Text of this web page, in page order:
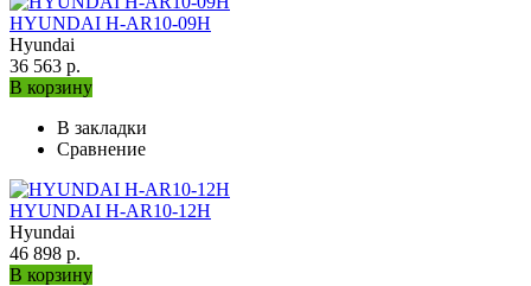
HYUNDAI H-AR10-09H
Hyundai
36 563 р.
В корзину
В закладки
Сравнение
HYUNDAI H-AR10-12H
Hyundai
46 898 р.
В корзину